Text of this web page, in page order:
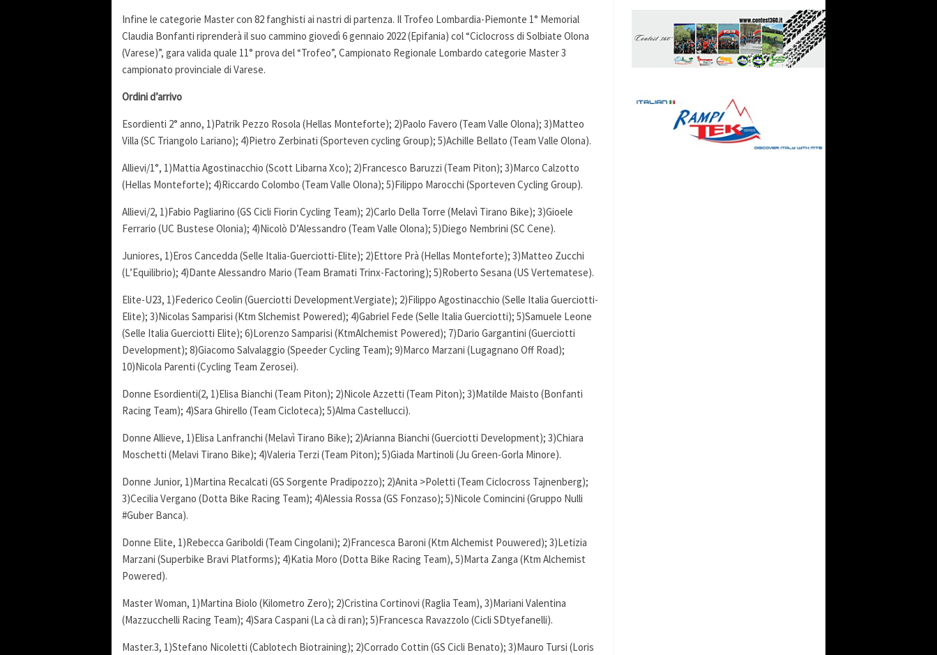
Infine le categorie Master con 82 fanghisti ai nastri di partenza. Il Trofeo Lombardia-Piemonte 1° Memorial
Claudia Bonfanti riprenderà il suo cammino giovedì 6 gennaio 2022 (Epifania) col “Ciclocross di Solbiate Olona
(Varese)”, gara valida quale 11° prova del “Trofeo”, Campionato Regionale Lombardo categorie Master 3
campionato provinciale di Varese.
Ordini d’arrivo
Esordienti 2° anno, 1)Patrik Pezzo Rosola (Hellas Monteforte); 2)Paolo Favero (Team Valle Olona); 3)Matteo
Villa (SC Triangolo Lariano); 4)Pietro Zerbinati (Sporteven cycling Group); 5)Achille Bellato (Team Valle Olona).
Allievi/1°, 1)Mattia Agostinacchio (Scott Libarna Xco); 2)Francesco Baruzzi (Team Piton); 3)Marco Calzotto
(Hellas Monteforte); 4)Riccardo Colombo (Team Valle Olona); 5)Filippo Marocchi (Sporteven Cycling Group).
Allievi/2, 1)Fabio Pagliarino (GS Cicli Fiorin Cycling Team); 2)Carlo Della Torre (Melavì Tirano Bike); 3)Gioele
Ferrario (UC Bustese Olonia); 4)Nicolò D’Alessandro (Team Valle Olona); 5)Diego Nembrini (SC Cene).
Juniores, 1)Eros Cancedda (Selle Italia-Guerciotti-Elite); 2)Ettore Prà (Hellas Monteforte); 3)Matteo Zucchi
(L’Equilibrio); 4)Dante Alessandro Mario (Team Bramati Trinx-Factoring); 5)Roberto Sesana (US Vertematese).
Elite-U23, 1)Federico Ceolin (Guerciotti Development.Vergiate); 2)Filippo Agostinacchio (Selle Italia Guerciotti-
Elite); 3)Nicolas Samparisi (Ktm Slchemist Powered); 4)Gabriel Fede (Selle Italia Guerciotti); 5)Samuele Leone
(Selle Italia Guerciotti Elite); 6)Lorenzo Samparisi (KtmAlchemist Powered); 7)Dario Gargantini (Guerciotti
Development); 8)Giacomo Salvalaggio (Speeder Cycling Team); 9)Marco Marzani (Lugagnano Off Road);
10)Nicola Parenti (Cycling Team Zerosei).
Donne Esordienti(2, 1)Elisa Bianchi (Team Piton); 2)Nicole Azzetti (Team Piton); 3)Matilde Maisto (Bonfanti
Racing Team); 4)Sara Ghirello (Team Cicloteca); 5)Alma Castellucci).
Donne Allieve, 1)Elisa Lanfranchi (Melavì Tirano Bike); 2)Arianna Bianchi (Guerciotti Development); 3)Chiara
Moschetti (Melavi Tirano Bike); 4)Valeria Terzi (Team Piton); 5)Giada Martinoli (Ju Green-Gorla Minore).
Donne Junior, 1)Martina Recalcati (GS Sorgente Pradipozzo); 2)Anita >Poletti (Team Ciclocross Tajnenberg);
3)Cecilia Vergano (Dotta Bike Racing Team); 4)Alessia Rossa (GS Fonzaso); 5)Nicole Comincini (Gruppo Nulli
#Guber Banca).
Donne Elite, 1)Rebecca Gariboldi (Team Cingolani); 2)Francesca Baroni (Ktm Alchemist Pouwered); 3)Letizia
Marzani (Superbike Bravi Platforms); 4)Katia Moro (Dotta Bike Racing Team), 5)Marta Zanga (Ktm Alchemist
Powered).
Master Woman, 1)Martina Biolo (Kilometro Zero); 2)Cristina Cortinovi (Raglia Team), 3)Mariani Valentina
(Mazzucchelli Racing Team); 4)Sara Caspani (La cà di ran); 5)Francesca Ravazzolo (Cicli SDtyefanelli).
Master.3, 1)Stefano Nicoletti (Cablotech Biotraining); 2)Corrado Cottin (GS Cicli Benato); 3)Mauro Tursi (Loris